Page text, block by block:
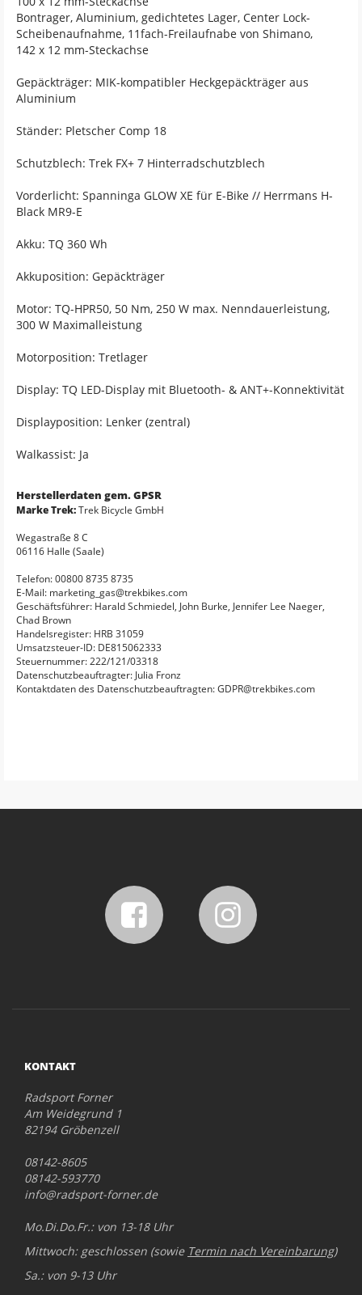
Bontrager, Aluminium, gedichtetes Lager, Center Lock-
Scheibenaufnahme, 11fach-Freilaufnabe von Shimano,
142 x 12 mm-Steckachse
Gepäckträger: MIK-kompatibler Heckgepäckträger aus
Aluminium
Ständer: Pletscher Comp 18
Schutzblech: Trek FX+ 7 Hinterradschutzblech
Vorderlicht: Spanninga GLOW XE für E-Bike // Herrmans H-
Black MR9-E
Akku: TQ 360 Wh
Akkuposition: Gepäckträger
Motor: TQ-HPR50, 50 Nm, 250 W max. Nenndauerleistung,
300 W Maximalleistung
Motorposition: Tretlager
Display: TQ LED-Display mit Bluetooth- & ANT+-Konnektivität
Displayposition: Lenker (zentral)
Walkassist: Ja
Herstellerdaten gem. GPSR
Marke Trek:Trek Bicycle GmbH
Wegastraße 8 C
06116 Halle (Saale)
Telefon: 00800 8735 8735
E-Mail: marketing_gas@trekbikes.com
Geschäftsführer: Harald Schmiedel, John Burke, Jennifer Lee Naeger,
Chad Brown
Handelsregister: HRB 31059
Umsatzsteuer-ID: DE815062333
Steuernummer: 222/121/03318
Datenschutzbeauftragter: Julia Fronz
Kontaktdaten des Datenschutzbeauftragten: GDPR@trekbikes.com
KONTAKT
Radsport Forner
Am Weidegrund 1
82194 Gröbenzell
08142-8605
08142-593770
info@radsport-forner.de
Mo.Di.Do.Fr.: von 13-18 Uhr
Mittwoch: geschlossen (sowie Termin nach Vereinbarung)
Sa.: von 9-13 Uhr